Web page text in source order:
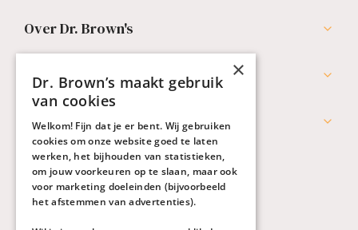
Over Dr. Brown's
Professionals
Werken bij Dr. Brown's
×
Dr. Brown’s maakt gebruik
van cookies
Welkom! Fijn dat je er bent. Wij gebruiken
cookies om onze website goed te laten
werken, het bijhouden van statistieken,
om jouw voorkeuren op te slaan, maar ook
voor marketing doeleinden (bijvoorbeeld
het afstemmen van advertenties).